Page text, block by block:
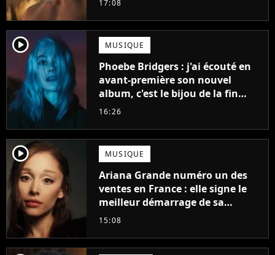
17:08
player2 MUSIQUE
Phoebe Bridgers : j'ai écouté en
avant-première son nouvel
album, c'est le bijou de la fin
d'été
16:26
player2 MUSIQUE
Ariana Grande numéro un des
ventes en France : elle signe le
meilleur démarrage de sa
carrière avec son album Petal
15:08